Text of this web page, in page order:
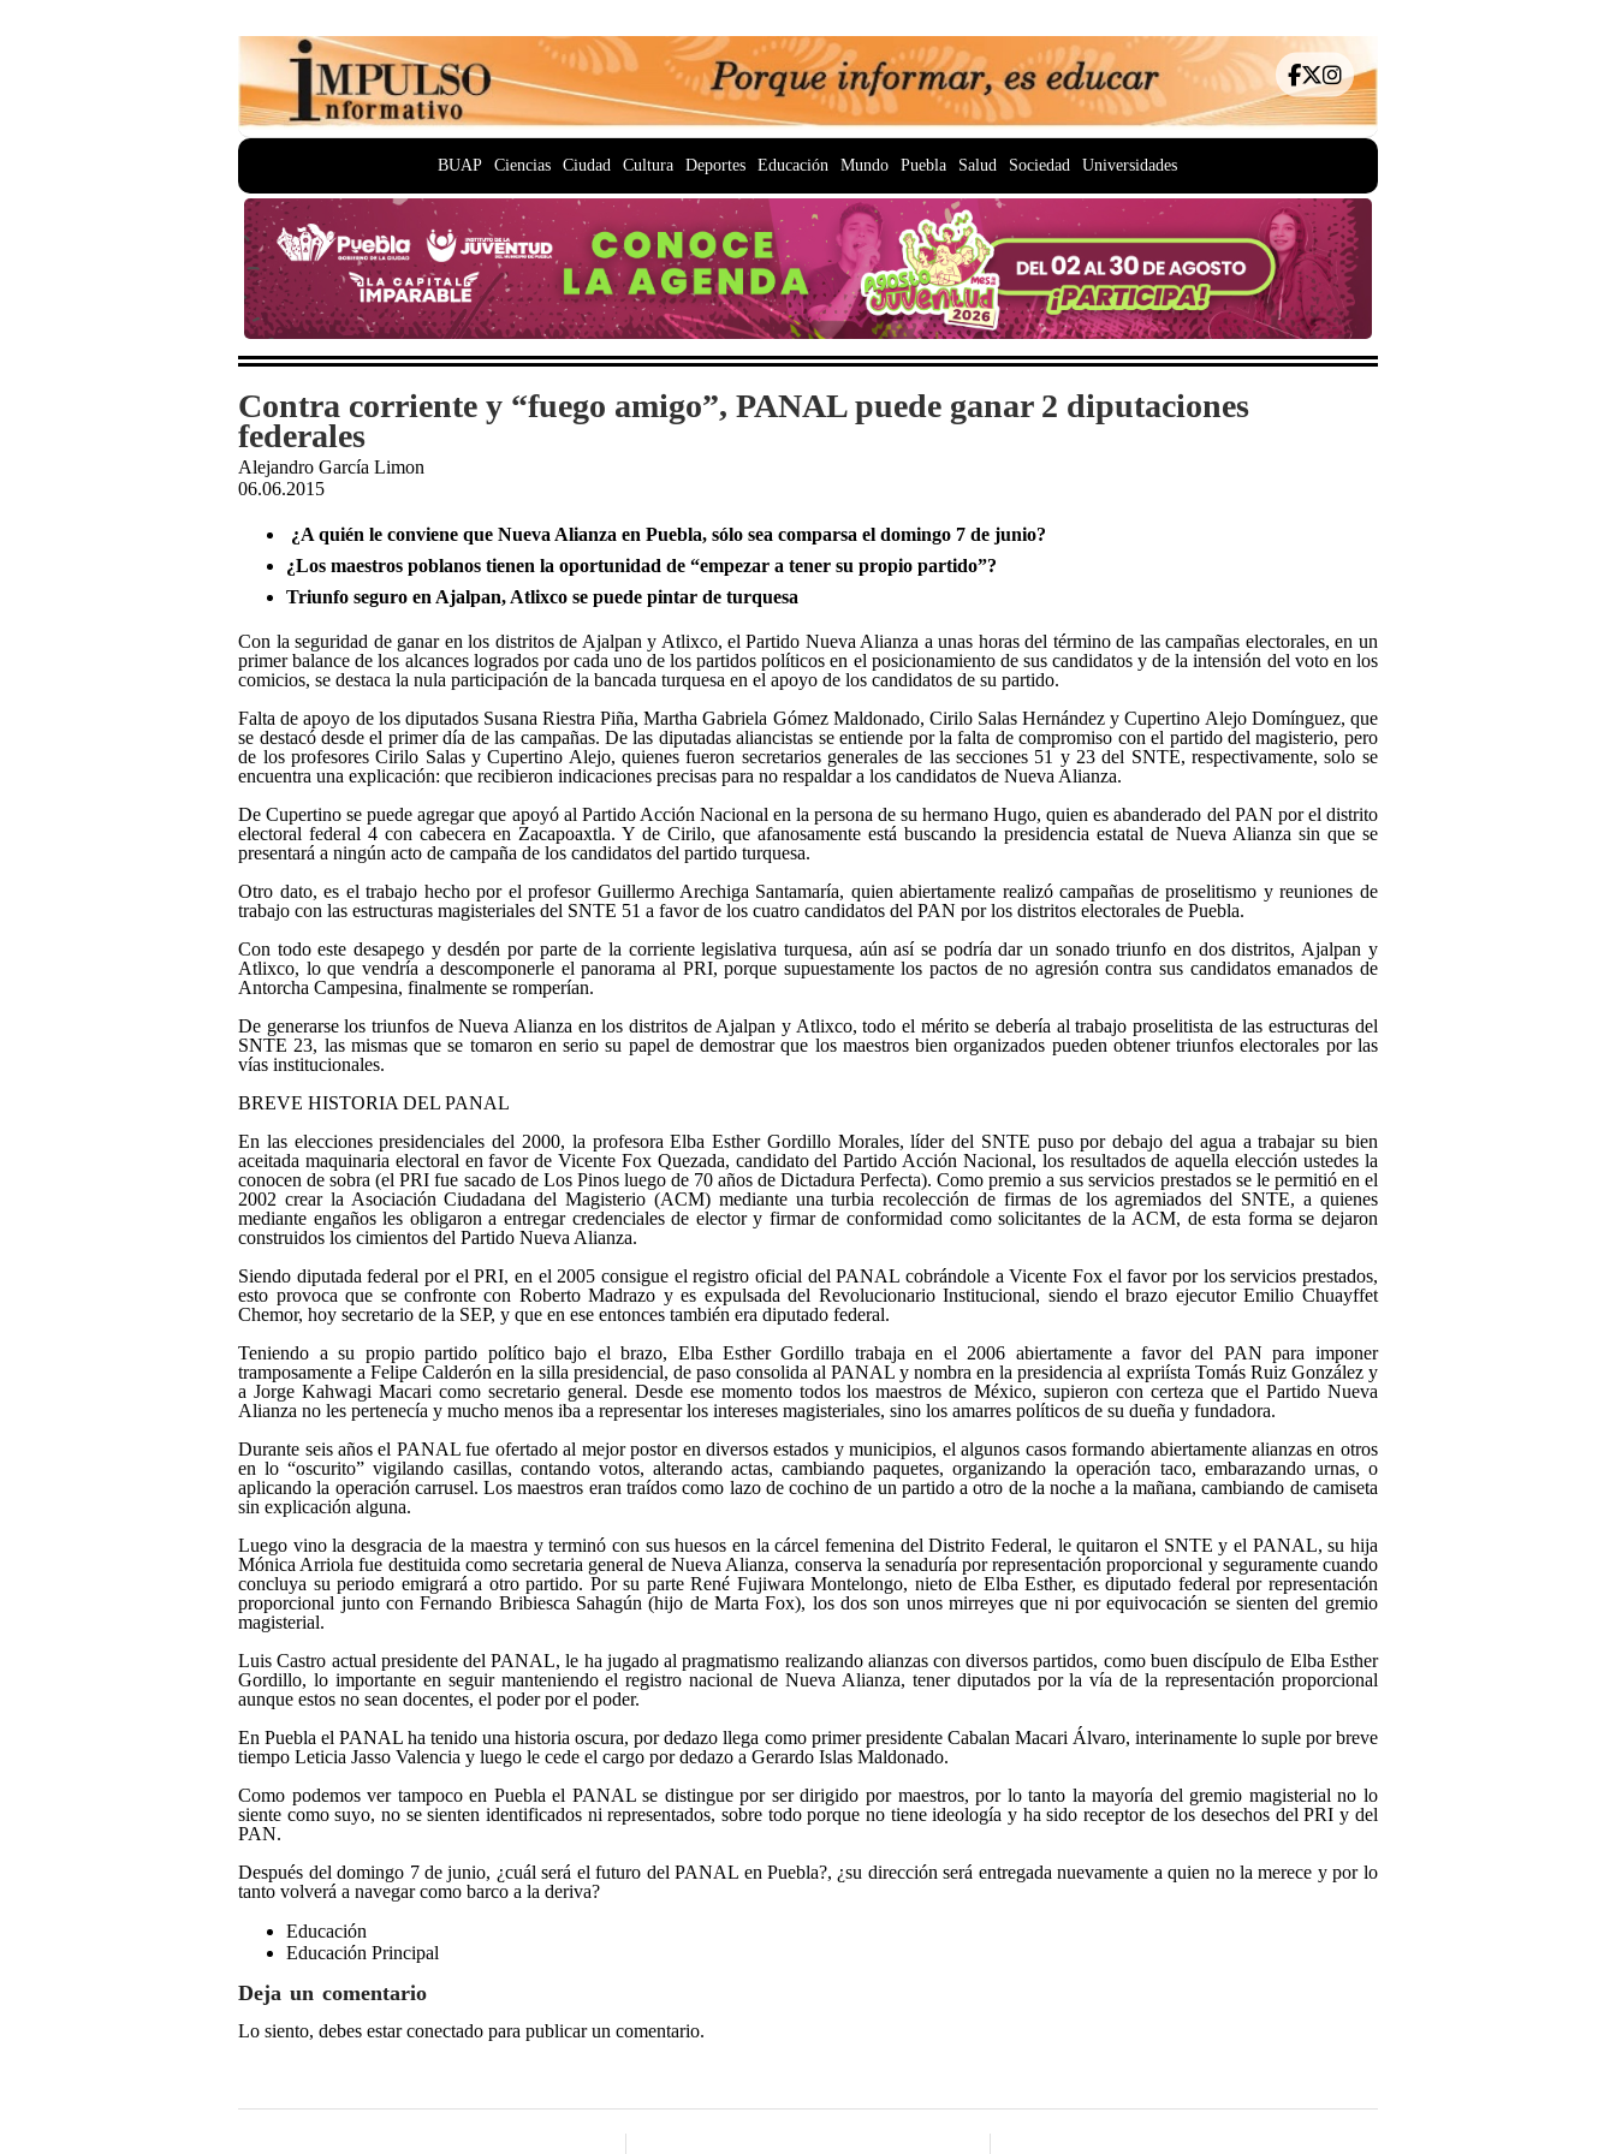
BUAP Ciencias Ciudad Cultura Deportes Educación Mundo Puebla Salud Sociedad Universidades
Contra corriente y “fuego amigo”, PANAL puede ganar 2 diputaciones
federales
Alejandro García Limon
06.06.2015
¿A quién le conviene que Nueva Alianza en Puebla, sólo sea comparsa el domingo 7 de junio?
¿Los maestros poblanos tienen la oportunidad de “empezar a tener su propio partido”?
Triunfo seguro en Ajalpan, Atlixco se puede pintar de turquesa
Con la seguridad de ganar en los distritos de Ajalpan y Atlixco, el Partido Nueva Alianza a unas horas del término de las campañas electorales, en un
primer balance de los alcances logrados por cada uno de los partidos políticos en el posicionamiento de sus candidatos y de la intensión del voto en los
comicios, se destaca la nula participación de la bancada turquesa en el apoyo de los candidatos de su partido.
Falta de apoyo de los diputados Susana Riestra Piña, Martha Gabriela Gómez Maldonado, Cirilo Salas Hernández y Cupertino Alejo Domínguez, que
se destacó desde el primer día de las campañas. De las diputadas aliancistas se entiende por la falta de compromiso con el partido del magisterio, pero
de los profesores Cirilo Salas y Cupertino Alejo, quienes fueron secretarios generales de las secciones 51 y 23 del SNTE, respectivamente, solo se
encuentra una explicación: que recibieron indicaciones precisas para no respaldar a los candidatos de Nueva Alianza.
De Cupertino se puede agregar que apoyó al Partido Acción Nacional en la persona de su hermano Hugo, quien es abanderado del PAN por el distrito
electoral federal 4 con cabecera en Zacapoaxtla. Y de Cirilo, que afanosamente está buscando la presidencia estatal de Nueva Alianza sin que se
presentará a ningún acto de campaña de los candidatos del partido turquesa.
Otro dato, es el trabajo hecho por el profesor Guillermo Arechiga Santamaría, quien abiertamente realizó campañas de proselitismo y reuniones de
trabajo con las estructuras magisteriales del SNTE 51 a favor de los cuatro candidatos del PAN por los distritos electorales de Puebla.
Con todo este desapego y desdén por parte de la corriente legislativa turquesa, aún así se podría dar un sonado triunfo en dos distritos, Ajalpan y
Atlixco, lo que vendría a descomponerle el panorama al PRI, porque supuestamente los pactos de no agresión contra sus candidatos emanados de
Antorcha Campesina, finalmente se romperían.
De generarse los triunfos de Nueva Alianza en los distritos de Ajalpan y Atlixco, todo el mérito se debería al trabajo proselitista de las estructuras del
SNTE 23, las mismas que se tomaron en serio su papel de demostrar que los maestros bien organizados pueden obtener triunfos electorales por las
vías institucionales.
BREVE HISTORIA DEL PANAL
En las elecciones presidenciales del 2000, la profesora Elba Esther Gordillo Morales, líder del SNTE puso por debajo del agua a trabajar su bien
aceitada maquinaria electoral en favor de Vicente Fox Quezada, candidato del Partido Acción Nacional, los resultados de aquella elección ustedes la
conocen de sobra (el PRI fue sacado de Los Pinos luego de 70 años de Dictadura Perfecta). Como premio a sus servicios prestados se le permitió en el
2002 crear la Asociación Ciudadana del Magisterio (ACM) mediante una turbia recolección de firmas de los agremiados del SNTE, a quienes
mediante engaños les obligaron a entregar credenciales de elector y firmar de conformidad como solicitantes de la ACM, de esta forma se dejaron
construidos los cimientos del Partido Nueva Alianza.
Siendo diputada federal por el PRI, en el 2005 consigue el registro oficial del PANAL cobrándole a Vicente Fox el favor por los servicios prestados,
esto provoca que se confronte con Roberto Madrazo y es expulsada del Revolucionario Institucional, siendo el brazo ejecutor Emilio Chuayffet
Chemor, hoy secretario de la SEP, y que en ese entonces también era diputado federal.
Teniendo a su propio partido político bajo el brazo, Elba Esther Gordillo trabaja en el 2006 abiertamente a favor del PAN para imponer
tramposamente a Felipe Calderón en la silla presidencial, de paso consolida al PANAL y nombra en la presidencia al expriísta Tomás Ruiz González y
a Jorge Kahwagi Macari como secretario general. Desde ese momento todos los maestros de México, supieron con certeza que el Partido Nueva
Alianza no les pertenecía y mucho menos iba a representar los intereses magisteriales, sino los amarres políticos de su dueña y fundadora.
Durante seis años el PANAL fue ofertado al mejor postor en diversos estados y municipios, el algunos casos formando abiertamente alianzas en otros
en lo “oscurito” vigilando casillas, contando votos, alterando actas, cambiando paquetes, organizando la operación taco, embarazando urnas, o
aplicando la operación carrusel. Los maestros eran traídos como lazo de cochino de un partido a otro de la noche a la mañana, cambiando de camiseta
sin explicación alguna.
Luego vino la desgracia de la maestra y terminó con sus huesos en la cárcel femenina del Distrito Federal, le quitaron el SNTE y el PANAL, su hija
Mónica Arriola fue destituida como secretaria general de Nueva Alianza, conserva la senaduría por representación proporcional y seguramente cuando
concluya su periodo emigrará a otro partido. Por su parte René Fujiwara Montelongo, nieto de Elba Esther, es diputado federal por representación
proporcional junto con Fernando Bribiesca Sahagún (hijo de Marta Fox), los dos son unos mirreyes que ni por equivocación se sienten del gremio
magisterial.
Luis Castro actual presidente del PANAL, le ha jugado al pragmatismo realizando alianzas con diversos partidos, como buen discípulo de Elba Esther
Gordillo, lo importante en seguir manteniendo el registro nacional de Nueva Alianza, tener diputados por la vía de la representación proporcional
aunque estos no sean docentes, el poder por el poder.
En Puebla el PANAL ha tenido una historia oscura, por dedazo llega como primer presidente Cabalan Macari Álvaro, interinamente lo suple por breve
tiempo Leticia Jasso Valencia y luego le cede el cargo por dedazo a Gerardo Islas Maldonado.
Como podemos ver tampoco en Puebla el PANAL se distingue por ser dirigido por maestros, por lo tanto la mayoría del gremio magisterial no lo
siente como suyo, no se sienten identificados ni representados, sobre todo porque no tiene ideología y ha sido receptor de los desechos del PRI y del
PAN.
Después del domingo 7 de junio, ¿cuál será el futuro del PANAL en Puebla?, ¿su dirección será entregada nuevamente a quien no la merece y por lo
tanto volverá a navegar como barco a la deriva?
Educación
Educación Principal
Deja un comentario
Lo siento, debes estarconectado para publicar un comentario.